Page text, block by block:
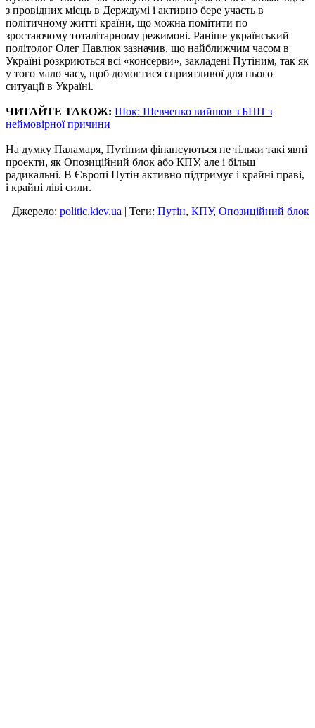
з провідних місць в Держдумі і активно бере участь в
політичному житті країни, що можна помітити по
зростаючому тоталітарному режимові. Раніше український
політолог Олег Павлюк зазначив, що найближчим часом в
Україні розкриються всі «консерви», закладені Путіним, так як
у того мало часу, щоб домогтися сприятливої для нього
ситуації в Україні.
ЧИТАЙТЕ ТАКОЖ: Шок: Шевченко вийшов з БПП з
неймовірної причини
На думку Паламаря, Путіним фінансуються не тільки такі явні
проекти, як Опозиційний блок або КПУ, але і більш
радикальні. В Європі Путін активно підтримує і крайні праві,
і крайні ліві сили.
Джерело: politic.kiev.ua | Теги: Путін, КПУ, Опозиційний блок